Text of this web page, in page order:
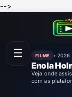
-->
FILME • 2026
Enola
Veja onde
com as
☰